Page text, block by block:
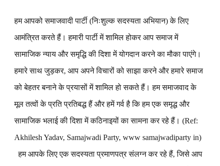
हम आपको समाजवादी पार्टी (निःशुल्क सदस्यता अभियान) के लिए
आमंत्रित करते हैं। हमारी पार्टी में शामिल होकर आप समाज में
सामाजिक न्याय और समृद्धि की दिशा में योगदान करने का मौका पाएंगे।
हमारे साथ जुड़कर, आप अपने विचारों को साझा करने और हमारे समाज
को बेहतर बनाने के प्रयासों में शामिल हो सकते हैं। हम समाजवाद के
मूल तत्वों के प्रति प्रतिबद्ध हैं और हमें गर्व है कि हम एक समृद्ध और
सामाजिक भलाई की दिशा में कठिनाइयों का सामना कर रहे हैं। (Ref:
Akhilesh Yadav, Samajwadi Party, www samajwadiparty in)
हम आपके लिए एक सदस्यता प्रमाणपत्र संलग्न कर रहे हैं, जिसे आप